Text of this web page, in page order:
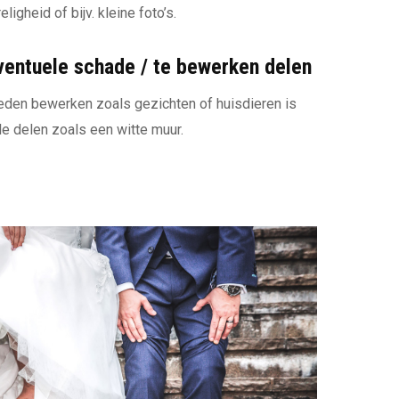
of bijv. kleine foto’s.
schade / te bewerken delen
bewerken zoals gezichten of huisdieren is
delen zoals een witte muur.